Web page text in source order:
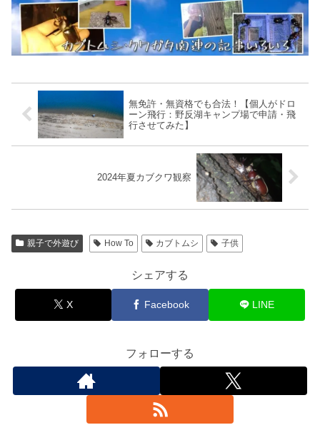
無免許・無資格でも合法！【個人がドロ
ーン飛行：野反湖キャンプ場で申請・飛
行させてみた】
2024年夏カブクワ観察
親子で外遊び How To カブトムシ 子供
シェアする
X Facebook LINE
フォローする